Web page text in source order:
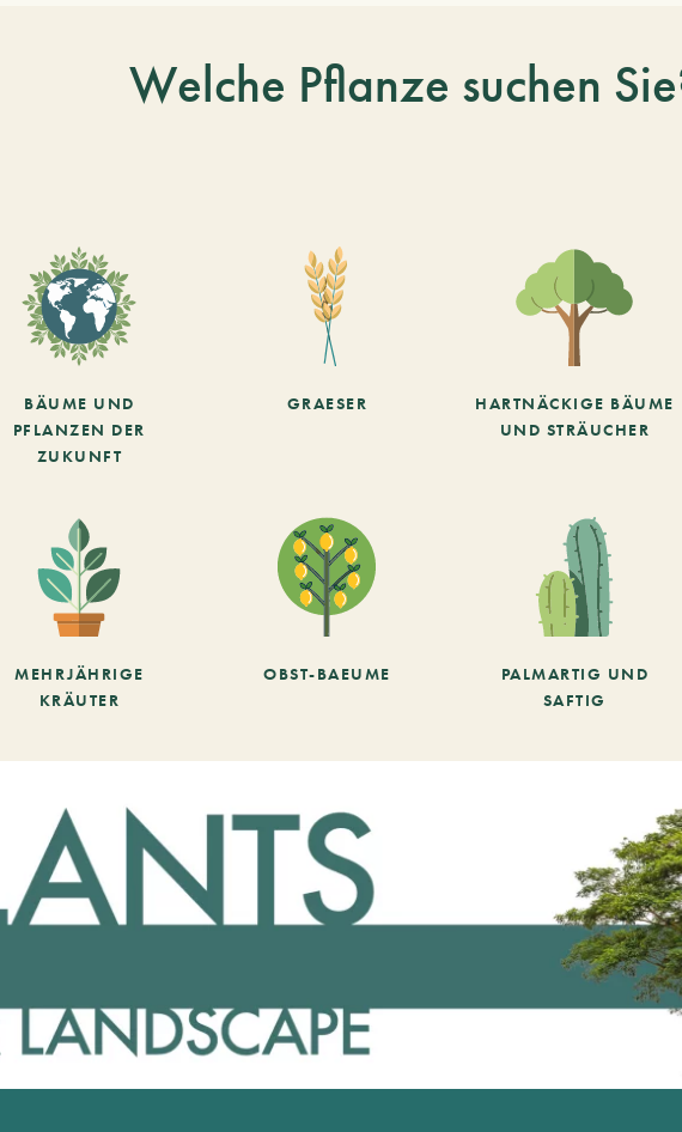
Welche Pflanze suchen
BÄUME UND
PFLANZEN DER
ZUKUNFT
GRAESER
HARTNÄCKIGE BÄUME
UND STRÄUCHER
MEHRJÄHRIGE
KRÄUTER
OBST-BAEUME
PALMARTIG UND
SAFTIG